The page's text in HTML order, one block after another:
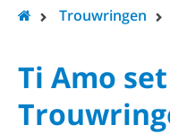
Trouwringen
Ti Amo